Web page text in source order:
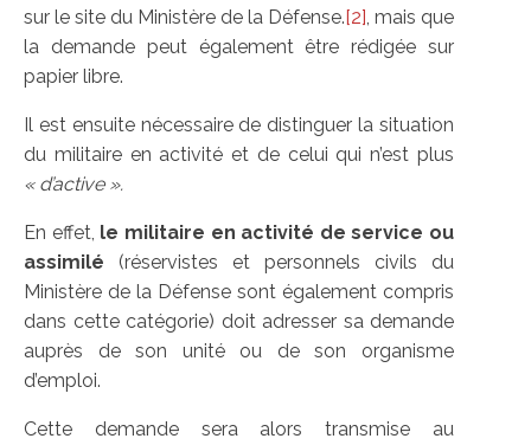
sur le site du Ministère de la Défense.[2] , mais que
la demande peut également être rédigée sur
papier libre.
Il est ensuite nécessaire de distinguer la situation
du militaire en activité et de celui qui n’est plus
« d’active ».
En effet, le militaire en activité de service ou
assimilé (réservistes et personnels civils du
Ministère de la Défense sont également compris
dans cette catégorie) doit adresser sa demande
auprès de son unité ou de son organisme
d’emploi.
Cette demande sera alors transmise au